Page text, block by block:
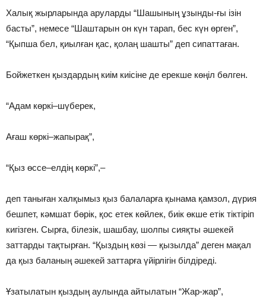
Халық жырларында аруларды “Шашының ұзынды-ғы iзiн
басты”, немесе “Шаштарын он күн тарап, бес күн өрген”,
“Қыпша бел, қиылған қас, қолаң шашты” деп сипаттаған.
Бойжеткен қыздардың киiм киiсiне де ерекше көңiл бөлген.
“Адам көркi–шүберек,
Ағаш көркi–жапырақ”,
“Қыз өссе–елдiң көркi”,–
деп таныған халқымыз қыз балаларға қынама қамзол, дүрия
бешпет, кәмшат бөрiк, қос етек көйлек, биiк өкше етiк тiктiрiп
кигiзген. Сырға, бiлезiк, шашбау, шолпы сияқты әшекей
заттарды тақтырған. “Қыздың көзi — қызылда” деген мақал
да қыз баланың әшекей заттарға үйiрлiгiн бiлдiредi.
Ұзатылатын қыздың аулында айтылатын “Жар-жар”,